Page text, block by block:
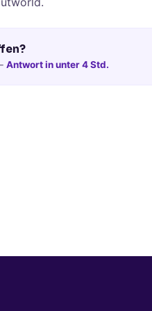
Antwort in unter 4 Std.